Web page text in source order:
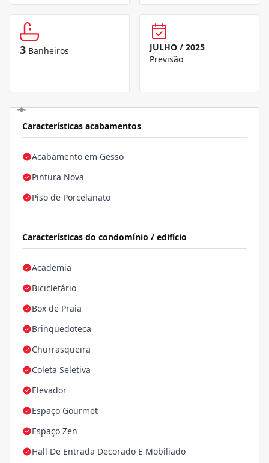
3 Banheiros
JULHO / 2025
Previsão
Características acabamentos
Acabamento em Gesso
Pintura Nova
Piso de Porcelanato
Características do condomínio / edifício
Academia
Bicicletário
Box de Praia
Brinquedoteca
Churrasqueira
Coleta Seletiva
Elevador
Espaço Gourmet
Espaço Zen
Hall De Entrada Decorado E Mobiliado